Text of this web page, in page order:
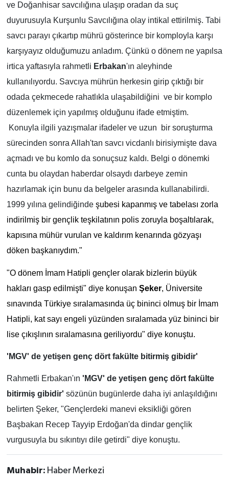
ve Doğanhisar savcılığına ulaşıp oradan da suç
duyurusuyla Kurşunlu Savcılığına olay intikal ettirilmiş. Tabi
savcı parayı çıkartıp mührü gösterince bir komployla karşı
karşıyayız olduğumuzu anladım. Çünkü o dönem ne yapılsa
irtica yaftasıyla rahmetli Erbakan'ın aleyhinde
kullanılıyordu. Savcıya mührün herkesin girip çıktığı bir
odada çekmecede rahatlıkla ulaşabildiğini ve bir komplo
düzenlemek için yapılmış olduğunu ifade etmiştim.
Konuyla ilgili yazışmalar ifadeler ve uzun
bir soruşturma
sürecinden sonra Allah'tan savcı vicdanlı birisiymişte dava
açmadı ve bu komlo da sonuçsuz kaldı. Belgi o dönemki
cunta bu olaydan haberdar olsaydı darbeye zemin
hazırlamak için bunu da belgeler arasında kullanabilirdi.
1999 yılına gelindiğindeşubesi kapanmış ve tabelası zorla
indirilmiş bir gençlik teşkilatının polis zoruyla boşaltılarak,
kapısına mühür vurulan ve kaldırım kenarında gözyaşı
döken başkanıydım."
"O dönem İmam Hatipli gençler olarak bizlerin büyük
hakları gasp edilmişti" diye konuşan Şeker, Üniversite
sınavında Türkiye sıralamasında üç bininci olmuş bir İmam
Hatipli, kat sayı engeli yüzünden sıralamada yüz bininci bir
lise çıkışlının sıralamasına geriliyordu" diye konuştu.
'MGV' de yetişen genç dört fakülte bitirmiş gibidir'
Rahmetli Erbakan'ın 'MGV' de yetişen genç dört fakülte
bitirmiş gibidir' sözünün bugünlerde daha iyi anlaşıldığını
belirten Şeker, "Gençlerdeki manevi eksikliği gören
Başbakan Recep Tayyip Erdoğan'da dindar gençlik
vurgusuyla bu sıkıntıyı dile getirdi" diye konuştu.
Muhabir: Haber Merkezi